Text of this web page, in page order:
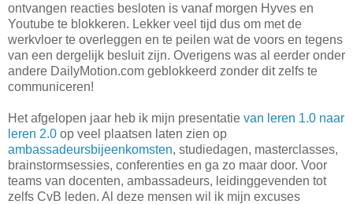
ontvangen reacties besloten is vanaf morgen Hyves en
Youtube te blokkeren. Lekker veel tijd dus om met de
werkvloer te overleggen en te peilen wat de voors en tegens
van een dergelijk besluit zijn. Overigens was al eerder onder
andere DailyMotion.com geblokkeerd zonder dit zelfs te
communiceren!
Het afgelopen jaar heb ik mijn presentatie van leren 1.0 naar
leren 2.0 op veel plaatsen laten zien op
ambassadeursbijeenkomsten, studiedagen, masterclasses,
brainstormsessies, conferenties en ga zo maar door. Voor
teams van docenten, ambassadeurs, leidinggevenden tot
zelfs CvB leden. Al deze mensen wil ik mijn excuses